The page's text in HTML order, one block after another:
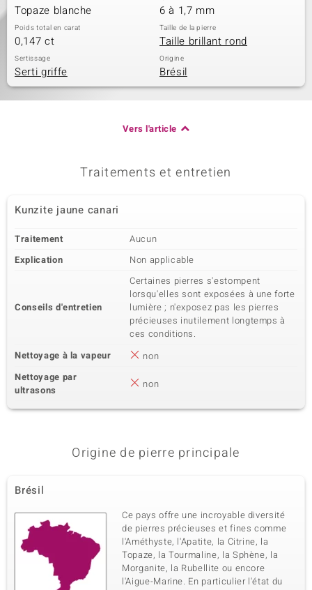
Topaze blanche 6 à 1,7 mm
Poids total en carat
0,147 ct
Taille de la pierre
Taille brillant rond
Sertissage
Serti griffe
Origine
Brésil
Vers l'article
Traitements et entretien
Kunzite jaune canari
Traitement
Aucun
Explication
Non applicable
Conseils d'entretien
Certaines pierres s'estompent
lorsqu'elles sont exposées à une forte
lumière ; n'exposez pas les pierres
précieuses inutilement longtemps à
ces conditions.
Nettoyage à la vapeur
non
Nettoyage par
ultrasons
non
Origine de pierre principale
Brésil
Ce pays offre une incroyable diversité
de pierres précieuses et fines comme
l'Améthyste, l'Apatite, la Citrine, la
Topaze, la Tourmaline, la Sphène, la
Morganite, la Rubellite ou encore
l'Aigue-Marine. En particulier l'état du